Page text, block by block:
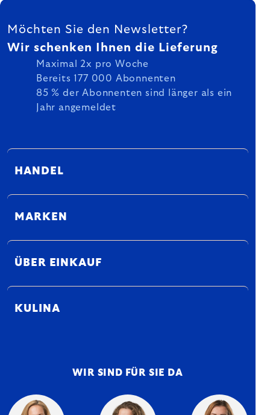
FUSSZEILE
Möchten Sie den Newsletter?
Wir schenken Ihnen die Lieferung
Maximal 2x pro Woche
Bereits 177 000 Abonnenten
85 % der Abonnenten sind länger als ein
Jahr angemeldet
HANDEL
MARKEN
ÜBER EINKAUF
KULINA
WIR SIND FÜR SIE DA